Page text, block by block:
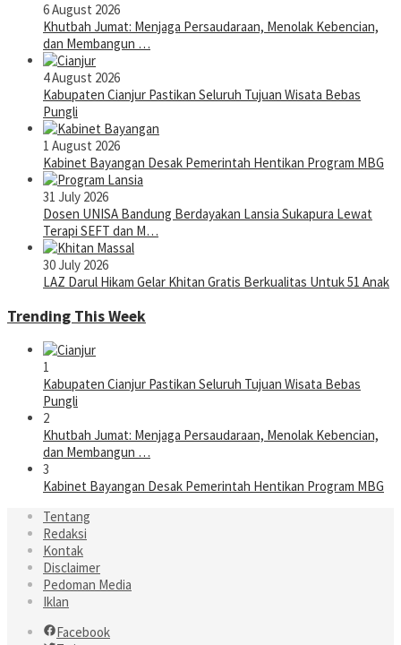
6 August 2026
Khutbah Jumat: Menjaga Persaudaraan, Menolak Kebencian,
dan Membangun …
4 August 2026
Kabupaten Cianjur Pastikan Seluruh Tujuan Wisata Bebas
Pungli
1 August 2026
Kabinet Bayangan Desak Pemerintah Hentikan Program MBG
31 July 2026
Dosen UNISA Bandung Berdayakan Lansia Sukapura Lewat
Terapi SEFT dan M…
30 July 2026
LAZ Darul Hikam Gelar Khitan Gratis Berkualitas Untuk 51 Anak
Trending This Week
1
Kabupaten Cianjur Pastikan Seluruh Tujuan Wisata Bebas
Pungli
2
Khutbah Jumat: Menjaga Persaudaraan, Menolak Kebencian,
dan Membangun …
3
Kabinet Bayangan Desak Pemerintah Hentikan Program MBG
Tentang
Redaksi
Kontak
Disclaimer
Pedoman Media
Iklan
Facebook